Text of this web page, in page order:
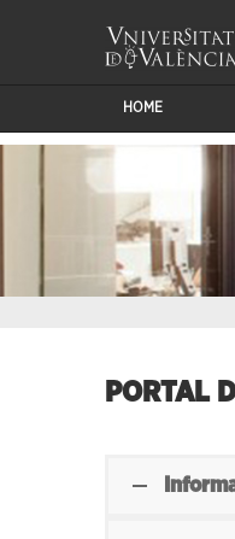
HOME
PORTAL